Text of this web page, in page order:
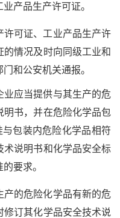
产品生产许可证。
许可证、工业产品生产许
情况及时向同级工业和
和公安机关通报。
业应当提供与其生产的危
明书，并在危险化学品包
包装内危险化学品相符
术说明书和化学品安全标
要求。
产的危险化学品有新的危
修订其化学品安全技术说